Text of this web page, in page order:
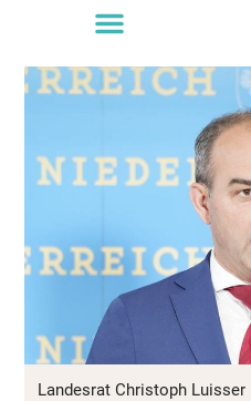
Landesrat Christoph